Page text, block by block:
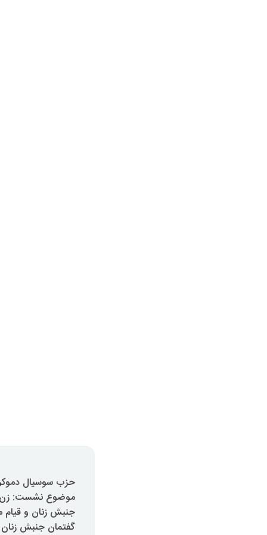
حزب سوسیال
موضوع نشست: زن
جنبش زنان و قیام
گفتمان جنبش